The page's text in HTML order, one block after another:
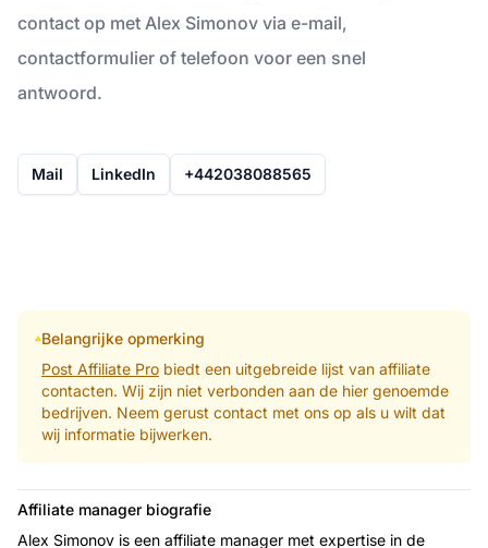
contact op met Alex Simonov via e-mail,
contactformulier of telefoon voor een snel
antwoord.
Mail LinkedIn +442038088565
Belangrijke opmerking
Post Affiliate Probiedt een uitgebreide lijst van affiliate
contacten. Wij zijn niet verbonden aan de hier genoemde
bedrijven. Neem gerust contact met ons op als u wilt dat
wij informatie bijwerken.
Affiliate manager biografie
Alex Simonov is een affiliate manager met expertise in de